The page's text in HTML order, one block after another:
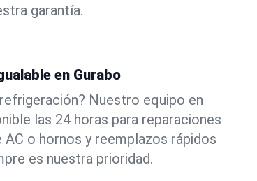
garantía.
en Gurabo
Nuestro equipo en
las 24 horas para reparaciones
o hornos y reemplazos rápidos
es nuestra prioridad.